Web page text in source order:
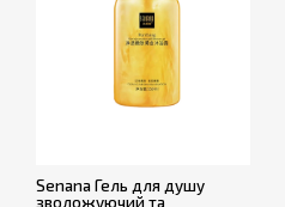
Senana Гель для душу
зволожуючий та